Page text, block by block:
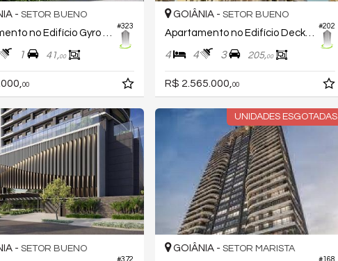
#323
- SETOR BUENO
Apartamento no Edifício Gyro Cidade Opus
1 41,00
00
#202
GOIÂNIA - SETOR BUENO
Apartamento no Edifício Deck23
4 4 3 205,00
R$ 2.565.000, 00
#372
- SETOR BUENO
UNIDADES ESGOTADAS
#168
GOIÂNIA - SETOR MARISTA